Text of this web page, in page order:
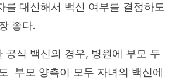
를 대신해서 백신 여부를 결정하도
좋다.
공식 백신의 경우, 병원에 부모 두
부모 양측이 모두 자녀의 백신에